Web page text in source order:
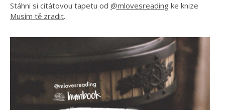
Stáhni si citátovou tapetu od @mlovesreading ke knize
Musím tě zradit.